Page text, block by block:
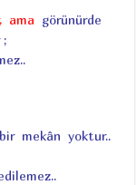
ama görünürde
;
mekân yoktur..